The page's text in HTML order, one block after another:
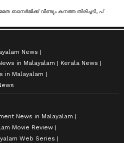
മമത ബാനർജിക്ക് വീണ്ടും കനത്ത തിരിച്ചടി, പ്രതിഷേധത്തിൽ ഭാഗമായത് 8 എംഎൽഎമാർ, തൃണമൂൽ പിളർപ്പിലേക്കെന്ന സൂചന ശക്തം
News
in Malayalam
Kerala News
in Malayalam
News in Malayalam
Movie Review
Web Series